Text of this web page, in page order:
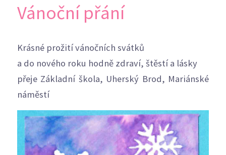
Vánoční přání
Krásné prožití vánočních svátků
a do nového roku hodně zdraví, štěstí a lásky
přeje Základní škola, Uherský Brod, Mariánské
náměstí